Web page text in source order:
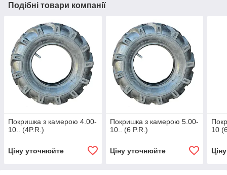
Подібні товари компанії
Покришка з камерою 4.00-
10.. (4P.R.)
Ціну уточнюйте
Покришка з камерою 5.00-
10.. (6 P.R.)
Ціну уточнюйте
10